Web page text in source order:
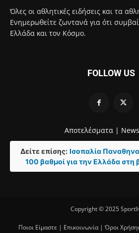
Όλες οι αθλητικές ειδήσεις και τα
Ενημερωθείτε ζωντανά για ότι
Ελλάδα και τον Κόσμο.
FOLLOW US
Αποτελέσματα |
Δείτε επίσης: Ισοπαλία
100 βαθμοί για την Ελλάδα στη
Copyright © 2025
Ποιοι Είμαστε| Επικοινωνία| Όροι